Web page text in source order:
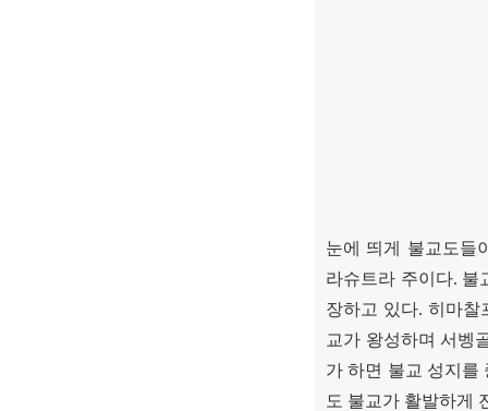
눈에 띄게 불교도들
라슈트라 주이다. 불
장하고 있다. 히마찰
교가 왕성하며 서벵
가 하면 불교 성지를
도 불교가 활발하게